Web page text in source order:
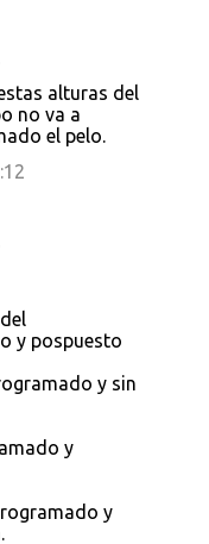
alturas del
no va a
el pelo.
y pospuesto
y sin
y
y